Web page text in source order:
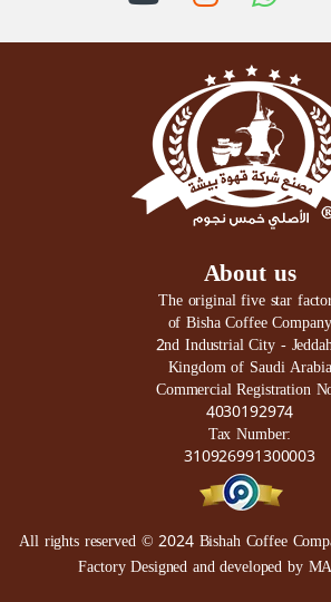
About us
The original five star
of Bisha Coffee Company
2nd Industrial City -
Kingdom of Saudi Arabia
Commercial Registration
4030192974
Tax Number:
310926991300003
All rights reserved © 2024Bishah Coffee
FactoryDesigned and developed by